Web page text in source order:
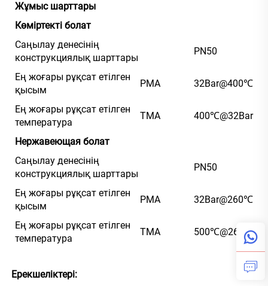
Жұмыс шарттары
Көміртекті болат
Саңылау денесінің
конструкциялық шарттары
PN50
Ең жоғары рұқсат етілген
қысым
PMA 32Bar@400℃
Ең жоғары рұқсат етілген
температура
TMA 400℃@32Bar
Нержавеющая болат
Саңылау денесінің
конструкциялық шарттары
PN50
Ең жоғары рұқсат етілген
қысым
PMA 32Bar@260℃
Ең жоғары рұқсат етілген
температура
TMA 500℃@26Bar
Ерекшеліктері: